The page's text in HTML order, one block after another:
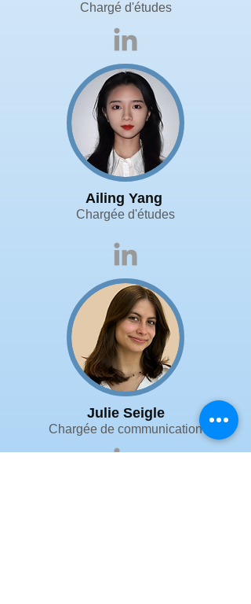
Chargé d'études
Ailing Yang
Chargée d'études
Julie Seigle
Chargée de communication